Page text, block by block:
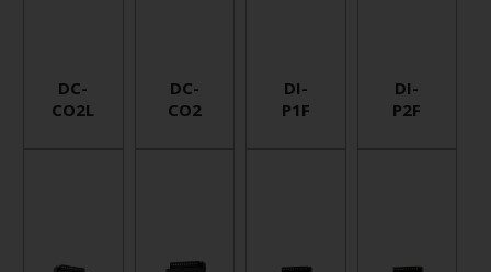
DC-
CO2L
DC-
CO2
DI-
P1F
DI-
P2F